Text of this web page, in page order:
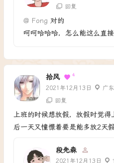
回复
@ Fong 对的
呵呵哈哈哈，怎么能这么直
拾风 4
2021年12月13日 广
回复
上班的时候想放假，放假时觉
后一天又憧憬着要是能多放2天
段先森
2021年12月13日